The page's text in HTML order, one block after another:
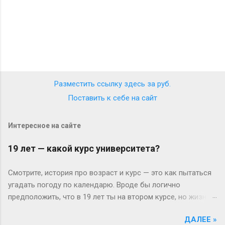
Разместить ссылку здесь за руб.
Поставить к себе на сайт
Интересное на сайте
19 лет — какой курс университета?
Смотрите, история про возраст и курс — это как пытаться
угадать погоду по календарю. Вроде бы логично
предположить, что в 19 лет ты на втором курсе, но жизнь-
без занудства, по-человечески. Когда всё идёт «по плану»
ДАЛЕЕ »